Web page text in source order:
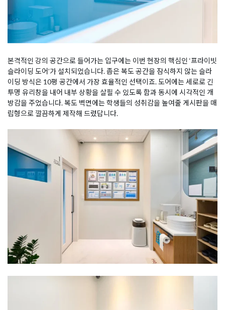
본격적인 강의 공간으로 들어가는 입구에는 이번 현장의 핵심인 ‘프라이빗
슬라이딩 도어’가 설치되었습니다. 좁은 복도 공간을 잠식하지 않는 슬라
이딩 방식은 10평 공간에서 가장 효율적인 선택이죠. 도어에는 세로로 긴
투명 유리창을 내어 내부 상황을 살필 수 있도록 함과 동시에 시각적인 개
방감을 주었습니다. 복도 벽면에는 학생들의 성취감을 높여줄 게시판을 매
립형으로 깔끔하게 제작해 드렸답니다.